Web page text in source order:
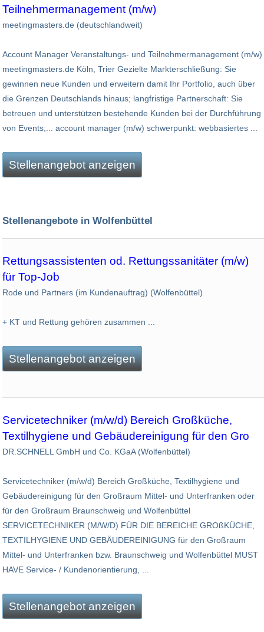
Teilnehmermanagement (m/w)
meetingmasters.de (deutschlandweit)
Account Manager Veranstaltungs- und Teilnehmermanagement (m/w)
meetingmasters.de Köln, Trier Gezielte Markterschließung: Sie
gewinnen neue Kunden und erweitern damit Ihr Portfolio, auch über
die Grenzen Deutschlands hinaus; langfristige Partnerschaft: Sie
betreuen und unterstützen bestehende Kunden bei der Durchführung
von Events;... account manager (m/w) schwerpunkt: webbasiertes ...
Stellenangebot anzeigen
Stellenangebote in Wolfenbüttel
Rettungsassistenten od. Rettungssanitäter (m/w)
für Top-Job
Rode und Partners (im Kundenauftrag) (Wolfenbüttel)
+ KT und Rettung gehören zusammen ...
Stellenangebot anzeigen
Servicetechniker (m/w/d) Bereich Großküche,
Textilhygiene und Gebäudereinigung für den Gro
DR.SCHNELL GmbH und Co. KGaA (Wolfenbüttel)
Servicetechniker (m/w/d) Bereich Großküche, Textilhygiene und
Gebäudereinigung für den Großraum Mittel- und Unterfranken oder
für den Großraum Braunschweig und Wolfenbüttel
SERVICETECHNIKER (M/W/D) FÜR DIE BEREICHE GROßKÜCHE,
TEXTILHYGIENE UND GEBÄUDEREINIGUNG für den Großraum
Mittel- und Unterfranken bzw. Braunschweig und Wolfenbüttel MUST
HAVE Service- / Kundenorientierung, ...
Stellenangebot anzeigen